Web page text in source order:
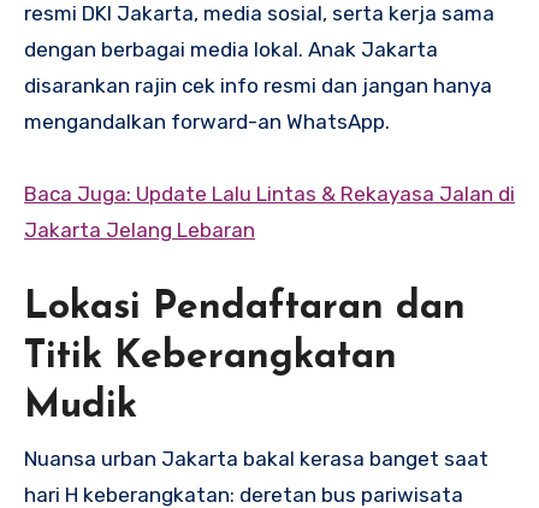
resmi DKI Jakarta, media sosial, serta kerja sama
dengan berbagai media lokal. Anak Jakarta
disarankan rajin cek info resmi dan jangan hanya
mengandalkan forward-an WhatsApp.
Baca Juga: Update Lalu Lintas & Rekayasa Jalan di
Jakarta Jelang Lebaran
Lokasi Pendaftaran dan
Titik Keberangkatan
Mudik
Nuansa urban Jakarta bakal kerasa banget saat
hari H keberangkatan: deretan bus pariwisata